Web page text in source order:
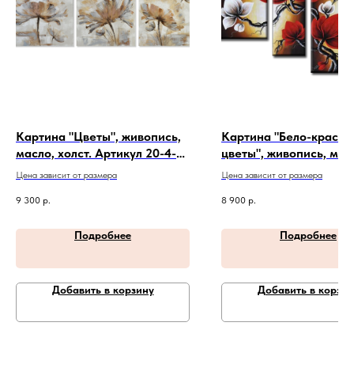
Картина "Цветы", живопись,
масло, холст. Артикул 20-4-
326
Цена зависит от размера
9 300 р.
Подробнее
Добавить в корзину
Картина "Бело-
цветы", живопись,
холст. Артикул 20-4-
Цена зависит от размера
8 900 р.
Подробнее
Добавить в